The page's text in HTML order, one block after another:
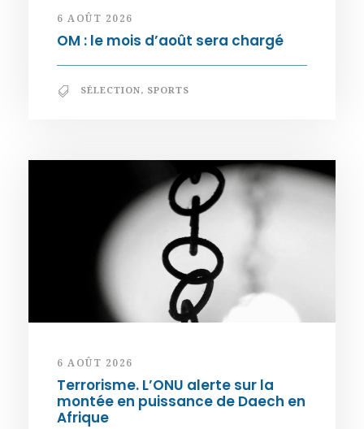
6 AOÛT 2026
OM : le mois d’août sera chargé
SÉLECTION, SPORTS
6 AOÛT 2026
Terrorisme. L’ONU alerte sur la
montée en puissance de Daech en
Afrique